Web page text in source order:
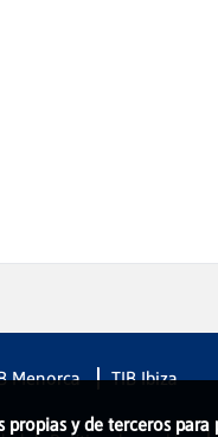
propias y de terceros
Menorca TIB Ibiza